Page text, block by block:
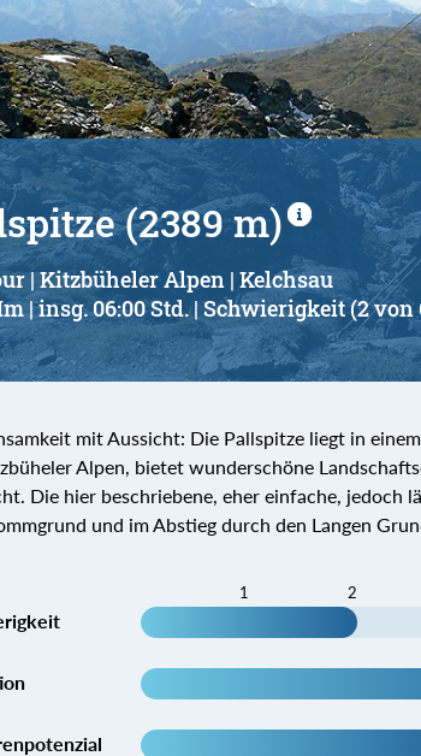
(2389 m)
| Kitzbüheler Alpen | Kelchsau
| insg. 06:00 Std. | Schwierigkeit (2 von
mit Aussicht: Die Pallspitze liegt in
Alpen, bietet wunderschöne
Die hier beschriebene, eher einfache, jedoch
und im Abstieg durch den Langen
1 2